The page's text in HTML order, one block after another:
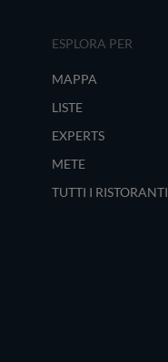
ESPLORA PER
MAPPA
LISTE
EXPERTS
METE
TUTTI I RISTORANTI